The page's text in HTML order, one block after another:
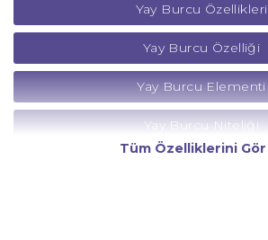
Yay Burcu Özellikleri
Yay Burcu Özelliği
Yay Burcu Elementi
Yay Burcu Niteliği
Tüm Özelliklerini Gör